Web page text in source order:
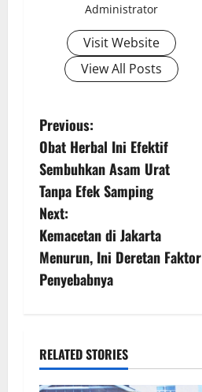
Administrator
Visit Website
View All Posts
P
o
s
t
n
a
i
Previous:
Obat Herbal Ini Efektif
Sembuhkan Asam Urat
Tanpa Efek Samping
Next:
Kemacetan di Jakarta
Menurun, Ini Deretan Faktor
Penyebabnya
RELATED STORIES